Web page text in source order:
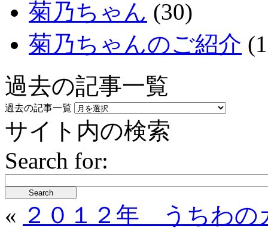
菊乃ちゃん (30)
菊乃ちゃんのご紹介
過去の記事一覧
過去の記事一覧
サイト内の検索
Search for:
Search
« ２０１２年 うちわの